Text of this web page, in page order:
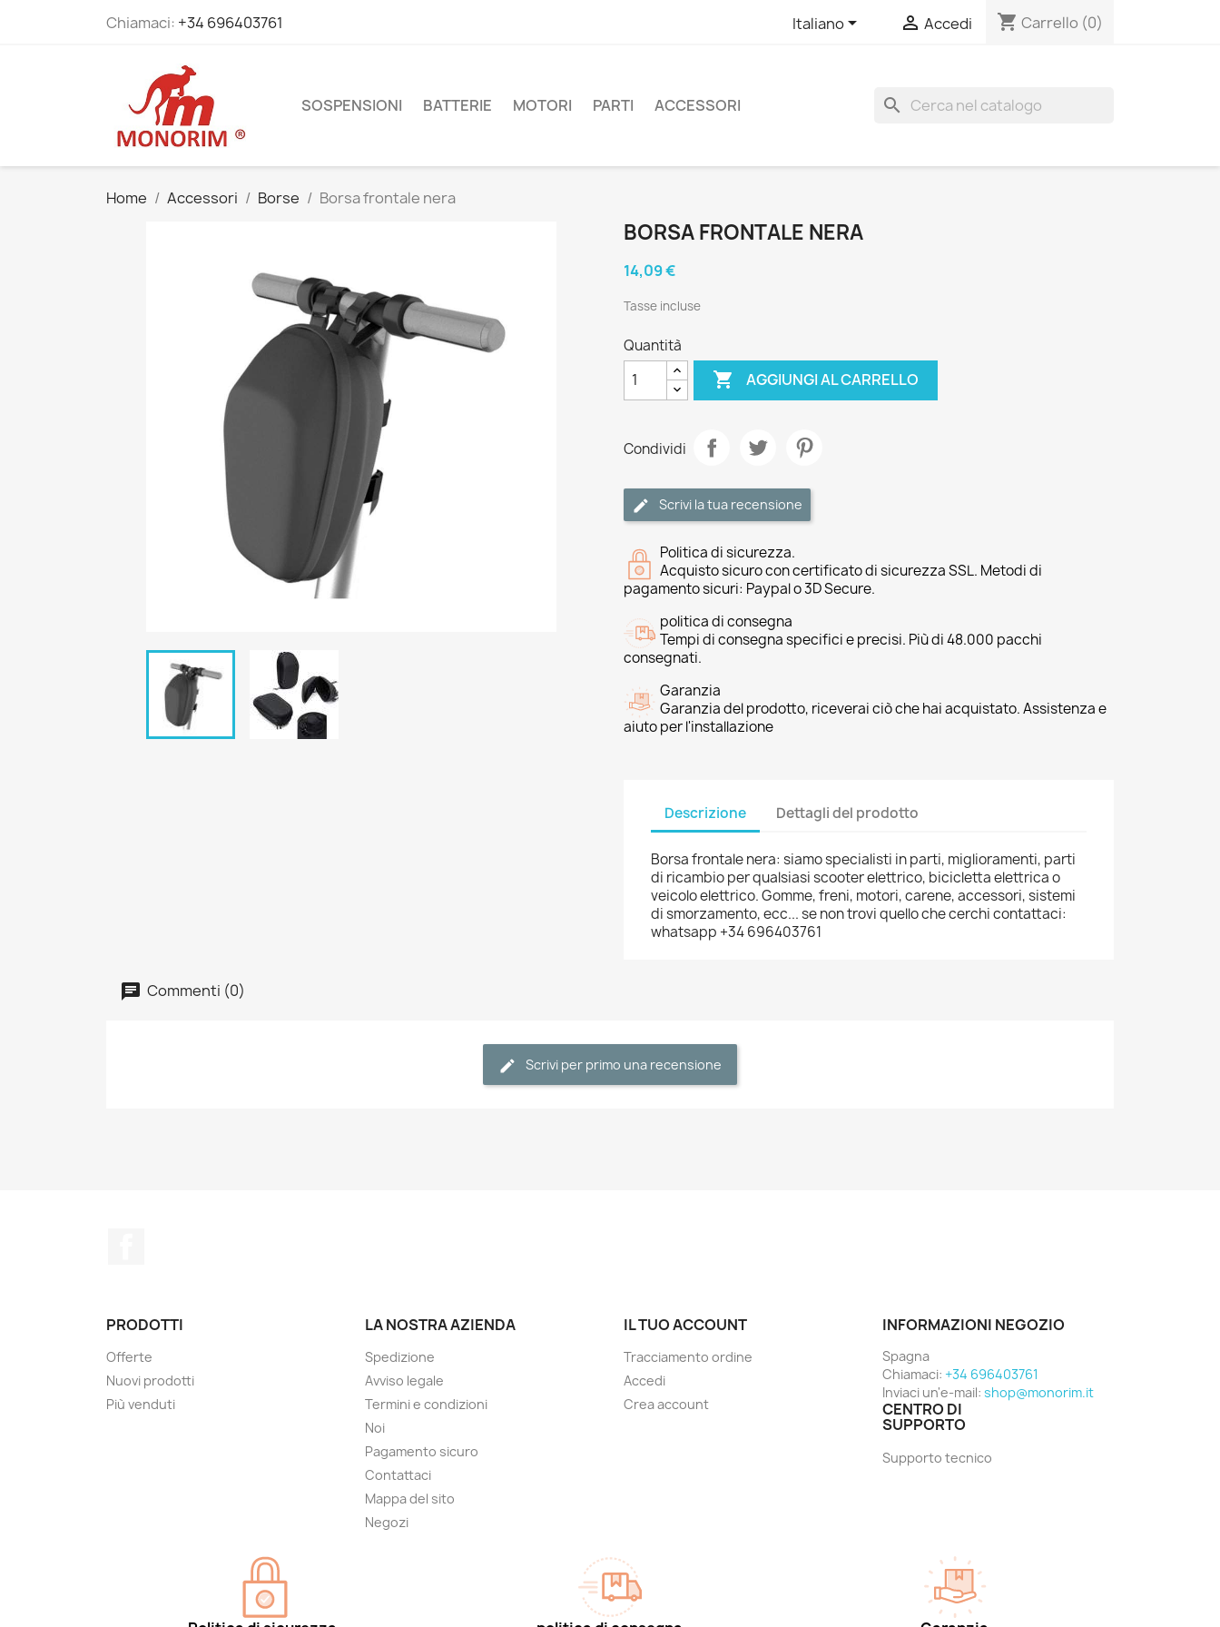
Chiamaci: +34 696403761 Italiano  Accedi shopping_cart Carrello (0)
SOSPENSIONI BATTERIE MOTORI PARTI ACCESSORI search
Home Accessori Borse Borsa frontale nera
BORSA FRONTALE NERA
14,09 €
Tasse incluse
Quantità
 AGGIUNGI AL CARRELLO
Condividi
Scrivi la tua recensione
Politica di sicurezza.
Acquisto sicuro con certificato di sicurezza SSL. Metodi di
pagamento sicuri: Paypal o 3D Secure.
politica di consegna
Tempi di consegna specifici e precisi. Più di 48.000 pacchi
consegnati.
Garanzia
Garanzia del prodotto, riceverai ciò che hai acquistato. Assistenza e
aiuto per l'installazione
Descrizione Dettagli del prodotto
Borsa frontale nera: siamo specialisti in parti, miglioramenti, parti
di ricambio per qualsiasi scooter elettrico, bicicletta elettrica o
veicolo elettrico. Gomme, freni, motori, carene, accessori, sistemi
di smorzamento, ecc... se non trovi quello che cerchi contattaci:
whatsapp +34 696403761
Commenti (0)
Scrivi per primo una recensione
PRODOTTI
Offerte
Nuovi prodotti
Più venduti
LA NOSTRA AZIENDA
Spedizione
Avviso legale
Termini e condizioni
Noi
Pagamento sicuro
Contattaci
Mappa del sito
Negozi
IL TUO ACCOUNT
Tracciamento ordine
Accedi
Crea account
INFORMAZIONI NEGOZIO
Spagna
Chiamaci: +34 696403761
Inviaci un'e-mail: shop@monorim.it
CENTRO DI
SUPPORTO
Supporto tecnico